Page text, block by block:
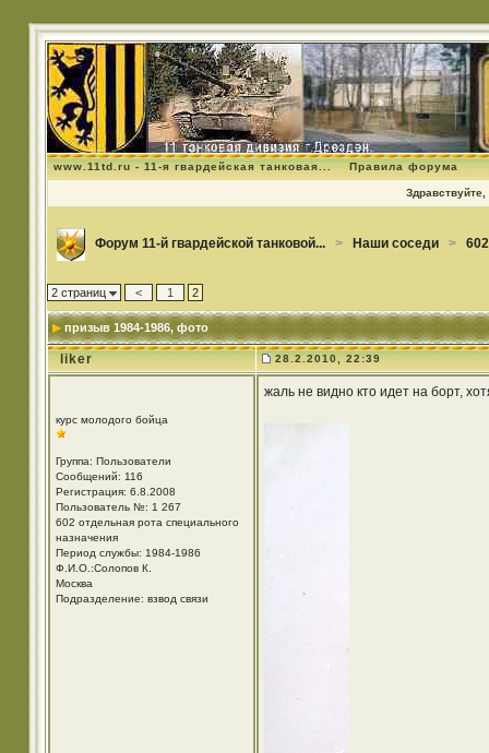
www.11td.ru - 11-я гвардейская танковая... Правила форума
Здравствуйте,
Форум 11-й гвардейской танковой... > Наши соседи >
2 страниц < 1 2
призыв 1984-1986, фото
liker 28.2.2010, 22:39
курс молодого бойца
Группа: Пользователи
Сообщений: 116
Регистрация: 6.8.2008
Пользователь №: 1 267
602 отдельная рота специального
назначения
Период службы: 1984-1986
Ф.И.О.:Солопов К.
Москва
Подразделение: взвод связи
жаль не видно кто идет на борт,